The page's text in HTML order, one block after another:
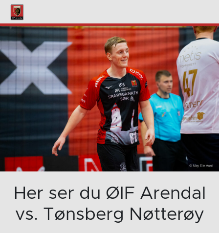
Her ser du ØIF Arendal
vs. Tønsberg Nøtterøy